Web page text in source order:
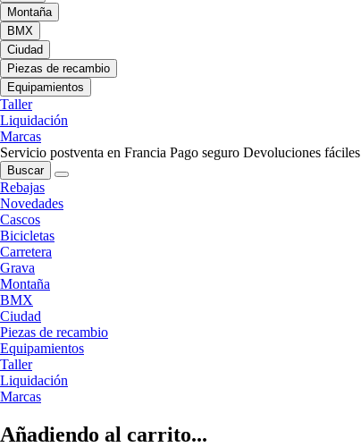
Montaña
BMX
Ciudad
Piezas de recambio
Equipamientos
Taller
Liquidación
Marcas
Servicio postventa en Francia Pago seguro Devoluciones fáciles
Buscar
Rebajas
Novedades
Cascos
Bicicletas
Carretera
Grava
Montaña
BMX
Ciudad
Piezas de recambio
Equipamientos
Taller
Liquidación
Marcas
Añadiendo al carrito...